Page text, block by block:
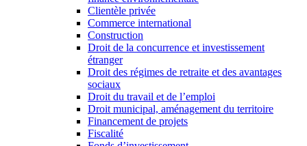
Clientèle privée
Commerce international
Construction
Droit de la concurrence et investissement
étranger
Droit des régimes de retraite et des avantages
sociaux
Droit du travail et de l’emploi
Droit municipal, aménagement du territoire
Financement de projets
Fiscalité